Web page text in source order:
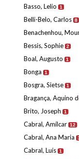
Basso, Lelio 1
Belli-Belo, Carlos 8
Benachenhou,
Bessis, Sophie 2
Boal, Augusto 1
Bonga 1
Bosgra, Sietse 1
Bragança, Aquino
Brito, Joseph 1
Cabral, Amílcar 12
Cabral, Ana Maria
Cabral, Luís 1